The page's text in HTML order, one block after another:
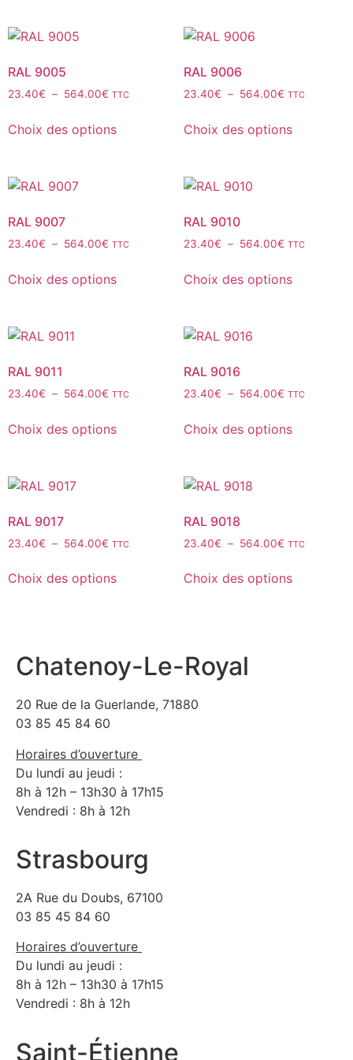
RAL 9005
23.40€ – 564.00€ TTC
Choix des options
RAL 9006
23.40€ – 564.00€ TTC
Choix des options
RAL 9007
23.40€ – 564.00€ TTC
Choix des options
RAL 9010
23.40€ – 564.00€ TTC
Choix des options
RAL 9011
23.40€ – 564.00€ TTC
Choix des options
RAL 9016
23.40€ – 564.00€ TTC
Choix des options
RAL 9017
23.40€ – 564.00€ TTC
Choix des options
RAL 9018
23.40€ – 564.00€ TTC
Choix des options
Chatenoy-Le-Royal
20 Rue de la Guerlande, 71880
03 85 45 84 60
Horaires d’ouverture
Du lundi au jeudi :
8h à 12h – 13h30 à 17h15
Vendredi : 8h à 12h
Strasbourg
2A Rue du Doubs, 67100
03 85 45 84 60
Horaires d’ouverture
Du lundi au jeudi :
8h à 12h – 13h30 à 17h15
Vendredi : 8h à 12h
Saint-Étienne